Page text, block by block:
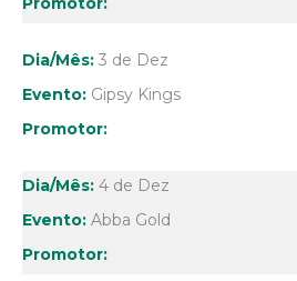
3 de Dez
Gipsy Kings
4 de Dez
Abba Gold